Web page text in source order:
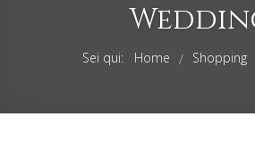
Sei qui: Home / Shopping